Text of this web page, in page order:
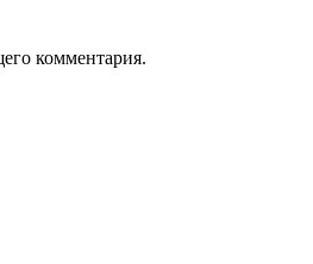
комментария.